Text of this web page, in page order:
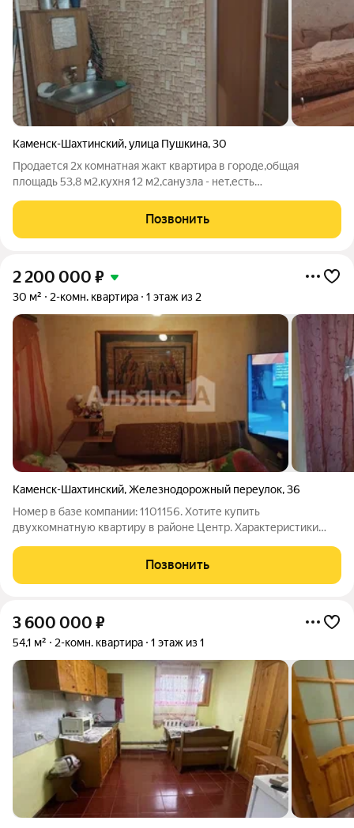
Каменск-Шахтинский,улица Пушкина,30
Продается 2х комнатная жакт квартира в городе,общая
площадь 53,8 м2,кухня 12 м2,санузла - нет,есть
Позвонить
2 200 000 ₽
30 м² 2-комн. квартира 1 этаж из 2
Каменск-Шахтинский,Железнодорожный переулок,36
Номер в базе компании: 1101156. Хотите купить
двухкомнатную квартиру в районе Центр. Характеристики
этаже 2 этажного кирпичного дома. Квартира на земельном
участке, есть хозяйственная постройка.
Позвонить
3 600 000 ₽
54,1 м² 2-комн. квартира 1 этаж из 1